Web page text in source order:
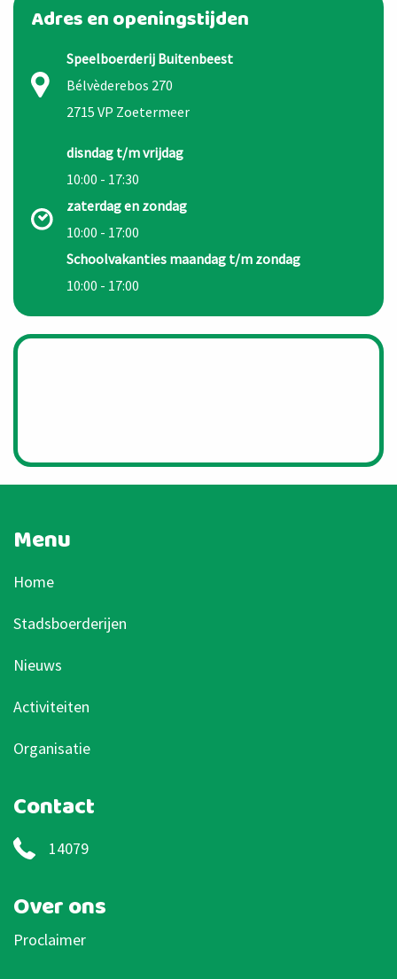
Adres en openingstijden
Speelboerderij Buitenbeest
Bélvèderebos 270
2715 VP Zoetermeer
disndag t/m vrijdag
10:00 - 17:30
zaterdag en zondag
10:00 - 17:00
Schoolvakanties maandag t/m zondag
10:00 - 17:00
Menu
Home
Stadsboerderijen
Nieuws
Activiteiten
Organisatie
Contact
14079
Over ons
Proclaimer